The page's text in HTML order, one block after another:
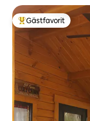
Populär gästfavorit
Gästfavorit